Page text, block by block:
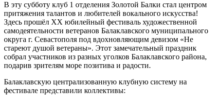
В эту субботу клуб 1 отделения Золотой Балки стал центром
притяжения талантов и любителей вокального искусства!
Здесь прошёл XX юбилейный фестиваль художественной
самодеятельности ветеранов Балаклавского муниципального
округа г. Севастополя под вдохновляющим девизом «Не
стареют душой ветераны». Этот замечательный праздник
собрал участников из разных уголков Балаклавского района,
подарив зрителям море позитива и радости.
Балаклавскую централизованную клубную систему на
фестивале представили коллективы: